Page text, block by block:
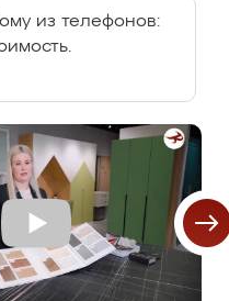
из телефонов: